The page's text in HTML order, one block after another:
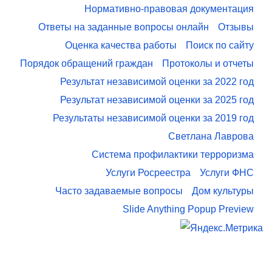
Нормативно-правовая документация
Ответы на заданные вопросы онлайн
Отзывы
Оценка качества работы
Поиск по сайту
Порядок обращений граждан
Протоколы и отчеты
Результат независимой оценки за 2022 год
Результат независимой оценки за 2025 год
Результаты независимой оценки за 2019 год
Светлана Лаврова
Система профилактики терроризма
Услуги Росреестра
Услуги ФНС
Часто задаваемые вопросы
Дом культуры
Slide Anything Popup Preview